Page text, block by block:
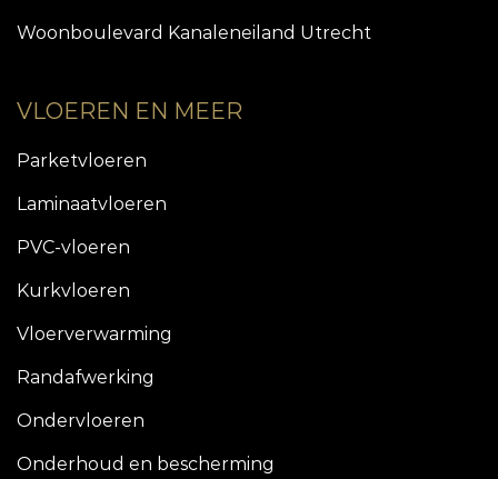
Woonboulevard Kanaleneiland Utrecht
VLOEREN EN MEER
Parketvloeren
Laminaatvloeren
PVC-vloeren
Kurkvloeren
Vloerverwarming
Randafwerking
Ondervloeren
Onderhoud en bescherming